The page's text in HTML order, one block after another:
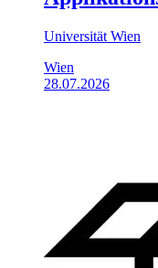
Universität Wien
Wien
28.07.2026